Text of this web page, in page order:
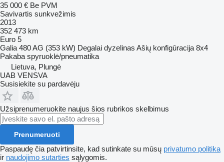
35 000 € Be PVM
Savivartis sunkvežimis
2013
352 473 km
Euro 5
Galia 480 AG (353 kW) Degalai dyzelinas Ašių konfigūracija 8x4
Pakaba spyruoklė/pneumatika
Lietuva, Plungė
UAB VENSVA
Susisiekite su pardavėju
Užsiprenumeruokite naujus šios rubrikos skelbimus
Prenumeruoti
Paspaudę čia patvirtinsite, kad sutinkate su mūsų privatumo politika
ir naudojimo sutarties sąlygomis.